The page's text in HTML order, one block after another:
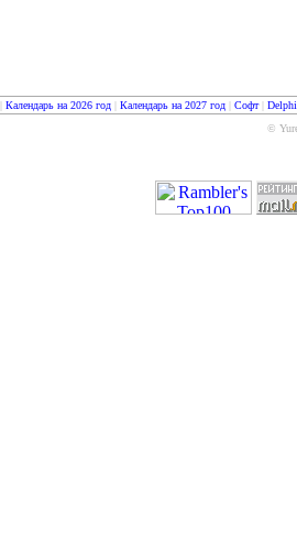
Календарь на 2026 год| Календарь на 2027 год| Софт|
©